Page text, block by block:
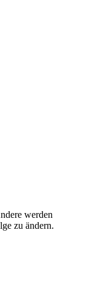
werden
zu ändern.